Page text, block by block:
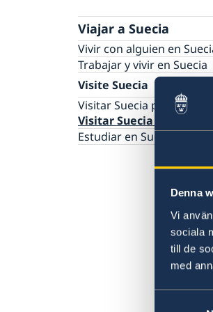
Denna
Vi
sociala
till de
med
Viajar a Suecia
Vivir con alguien en
Trabajar y vivir en Suecia
Visite Suecia
Visitar Suecia por menos
Visitar Suecia por más
Estudiar en Suecia